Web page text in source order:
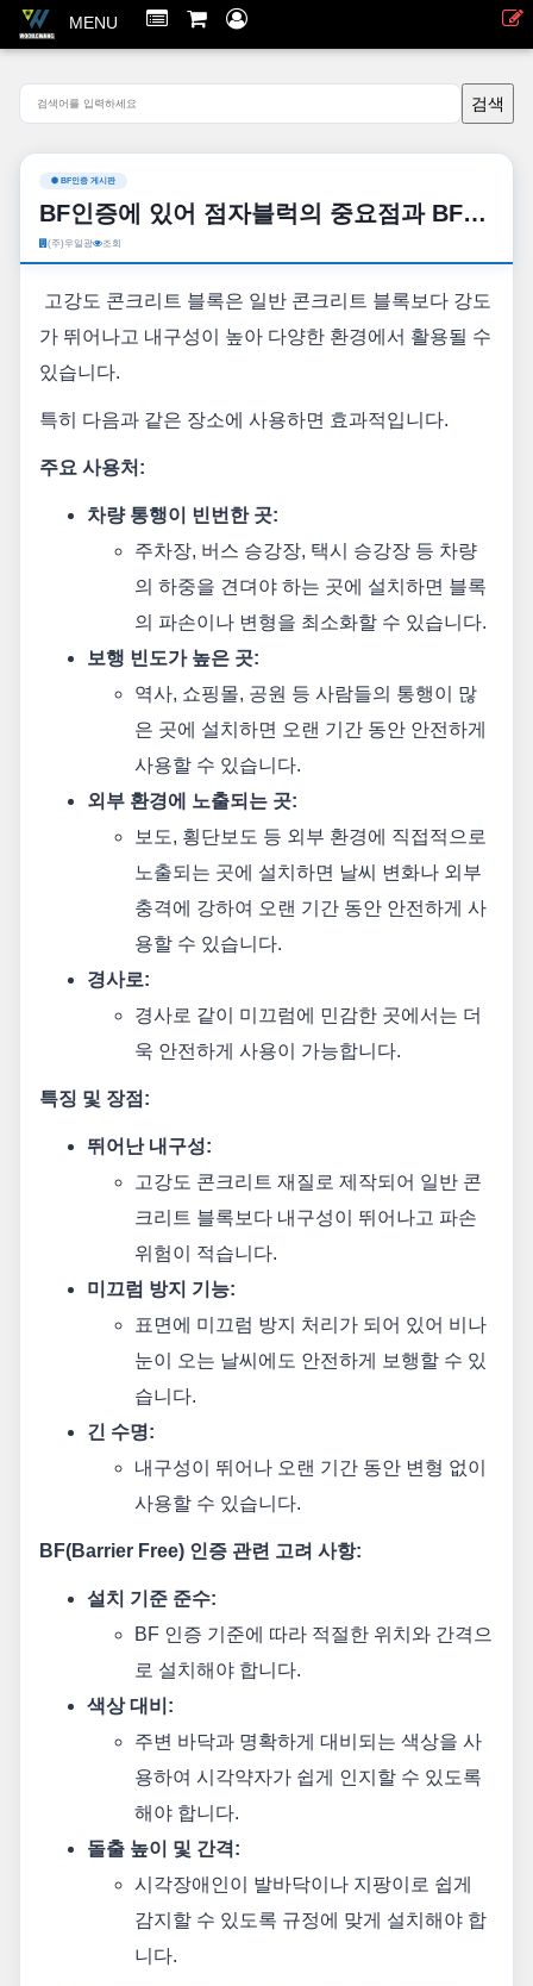
MENU
BF인증 게시판
BF인증에 있어 점자블럭의 중요점과 BF에서 요구하는 설치 방법에 대해 다시한번 알아 보겠습니다.
(주)우일광 조회
고강도 콘크리트 블록은 일반 콘크리트 블록보다 강도
가 뛰어나고 내구성이 높아 다양한 환경에서 활용될 수
있습니다.
특히 다음과 같은 장소에 사용하면 효과적입니다.
주요 사용처:
차량 통행이 빈번한 곳:
주차장, 버스 승강장, 택시 승강장 등 차량
의 하중을 견뎌야 하는 곳에 설치하면 블록
의 파손이나 변형을 최소화할 수 있습니다.
보행 빈도가 높은 곳:
역사, 쇼핑몰, 공원 등 사람들의 통행이 많
은 곳에 설치하면 오랜 기간 동안 안전하게
사용할 수 있습니다.
외부 환경에 노출되는 곳:
보도, 횡단보도 등 외부 환경에 직접적으로
노출되는 곳에 설치하면 날씨 변화나 외부
충격에 강하여 오랜 기간 동안 안전하게 사
용할 수 있습니다.
경사로:
경사로 같이 미끄럼에 민감한 곳에서는 더
욱 안전하게 사용이 가능합니다.
특징 및 장점:
뛰어난 내구성:
고강도 콘크리트 재질로 제작되어 일반 콘
크리트 블록보다 내구성이 뛰어나고 파손
위험이 적습니다.
미끄럼 방지 기능:
표면에 미끄럼 방지 처리가 되어 있어 비나
눈이 오는 날씨에도 안전하게 보행할 수 있
습니다.
긴 수명:
내구성이 뛰어나 오랜 기간 동안 변형 없이
사용할 수 있습니다.
BF(Barrier Free) 인증 관련 고려 사항:
설치 기준 준수:
BF 인증 기준에 따라 적절한 위치와 간격으
로 설치해야 합니다.
색상 대비:
주변 바닥과 명확하게 대비되는 색상을 사
용하여 시각약자가 쉽게 인지할 수 있도록
해야 합니다.
돌출 높이 및 간격:
시각장애인이 발바닥이나 지팡이로 쉽게
감지할 수 있도록 규정에 맞게 설치해야 합
니다.